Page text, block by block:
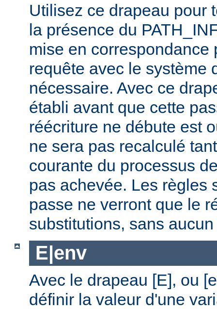
Utilisez ce drapeau pour
la présence du
mise en correspondance
requête avec le système
nécessaire. Avec ce
établi avant que cette
réécriture ne débute est
ne sera pas recalculé
courante du processus
pas achevée. Les règles
passe ne verront que le
substitutions, sans
E|env
Avec le drapeau [E], ou
définir la valeur d'une